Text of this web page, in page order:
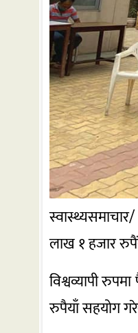
लाख १ हजार
विश्वव्यापी
रुपैयाँ सहयोग